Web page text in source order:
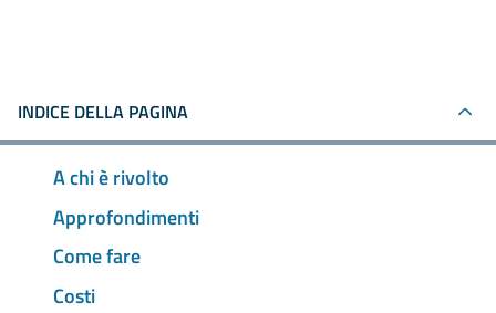
INDICE DELLA PAGINA
A chi è rivolto
Approfondimenti
Come fare
Costi